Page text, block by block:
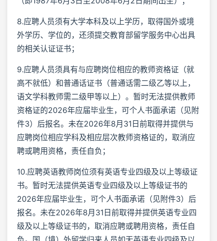
8.应聘人员须有大学本科及以上学历，取得国外或境
外学历、学位的，还须提交教育部留学服务中心出具
的相关认证证书；
9.应聘人员须具有与应聘岗位相应的教师资格证（就
高不就低）和普通话证书（普通话需二级乙等以上，
语文学科教师需二级甲等以上）。暂时无法提供教师
资格证的2026年应届毕业生，可个人书面承诺（见附
件3）后报名。未在2026年8月31日前取得并提供与
应聘岗位相应学科及相应层次教师资格证的，取消应
聘或聘用资格，责任自负；
10.应聘英语教师岗位须有英语专业四级及以上等级证
书。暂时无法提供英语专业四级及以上等级证书的
2026年应届毕业生，可个人书面承诺（见附件3）后
报名。未在2026年8月31日前取得并提供英语专业四
级及以上等级证书的，取消应聘或聘用资格，责任自